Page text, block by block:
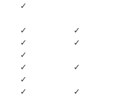
✓
✓
✓
✓
✓
✓
✓
✓
✓
✓
✓